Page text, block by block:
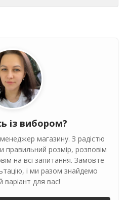
із вибором?
магазину. З радістю
правильний розмір, розповім
на всі запитання. Замовте
і ми разом знайдемо
варіант для вас!